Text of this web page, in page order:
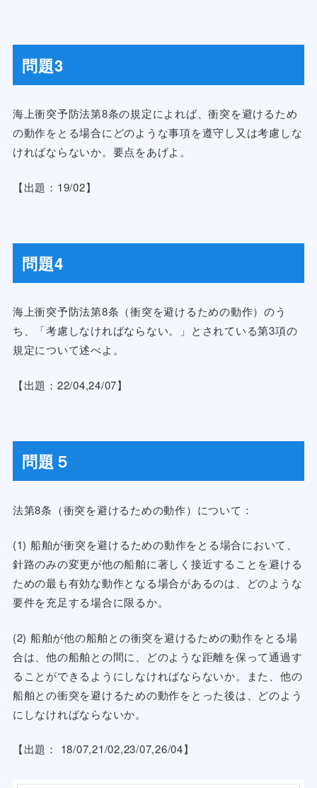
問題3
海上衝突予防法第8条の規定によれば、衝突を避けるため
の動作をとる場合にどのような事項を遵守し又は考慮しな
ければならないか。要点をあげよ。
【出題：19/02】
問題4
海上衝突予防法第8条（衝突を避けるための動作）のう
ち、「考慮しなければならない。」とされている第3項の
規定について述べよ。
【出題：22/04,24/07】
問題５
法第8条（衝突を避けるための動作）について：
(1) 船舶が衝突を避けるための動作をとる場合において、
針路のみの変更が他の船舶に著しく接近することを避ける
ための最も有効な動作となる場合があるのは、どのような
要件を充足する場合に限るか。
(2) 船舶が他の船舶との衝突を避けるための動作をとる場
合は、他の船舶との間に、どのような距離を保って通過す
ることができるようにしなければならないか。また、他の
船舶との衝突を避けるための動作をとった後は、どのよう
にしなければならないか。
【出題： 18/07,21/02,23/07,26/04】